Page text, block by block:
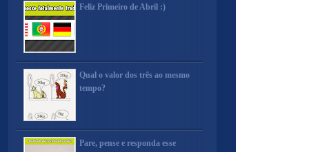
Feliz Primeiro de Abril :)
Qual o valor dos três ao mesmo
tempo?
Pare, pense e responda esse